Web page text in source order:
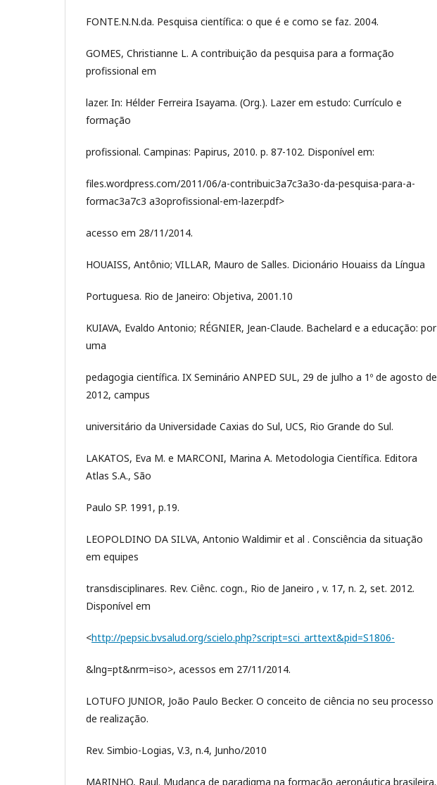
FONTE.N.N.da. Pesquisa científica: o que é e como se faz. 2004.
GOMES, Christianne L. A contribuição da pesquisa para a formação
profissional em
lazer. In: Hélder Ferreira Isayama. (Org.). Lazer em estudo: Currículo e
formação
profissional. Campinas: Papirus, 2010. p. 87-102. Disponível em:
files.wordpress.com/2011/06/a-contribuic3a7c3a3o-da-pesquisa-para-a-
formac3a7c3 a3oprofissional-em-lazer.pdf>
acesso em 28/11/2014.
HOUAISS, Antônio; VILLAR, Mauro de Salles. Dicionário Houaiss da Língua
Portuguesa. Rio de Janeiro: Objetiva, 2001.10
KUIAVA, Evaldo Antonio; RÉGNIER, Jean-Claude. Bachelard e a educação: por
uma
pedagogia científica. IX Seminário ANPED SUL, 29 de julho a 1º de agosto de
2012, campus
universitário da Universidade Caxias do Sul, UCS, Rio Grande do Sul.
LAKATOS, Eva M. e MARCONI, Marina A. Metodologia Científica. Editora
Atlas S.A., São
Paulo SP. 1991, p.19.
LEOPOLDINO DA SILVA, Antonio Waldimir et al . Consciência da situação
em equipes
transdisciplinares. Rev. Ciênc. cogn., Rio de Janeiro , v. 17, n. 2, set. 2012.
Disponível em
<http://pepsic.bvsalud.org/scielo.php?script=sci_arttext&pid=S1806-
&lng=pt&nrm=iso>, acessos em 27/11/2014.
LOTUFO JUNIOR, João Paulo Becker. O conceito de ciência no seu processo
de realização.
Rev. Simbio-Logias, V.3, n.4, Junho/2010
MARINHO, Raul. Mudança de paradigma na formação aeronáutica brasileira.